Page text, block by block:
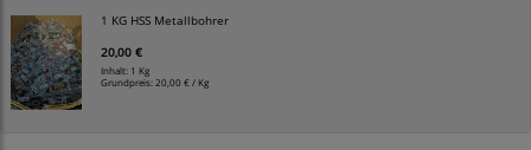
1 KG HSS Metallbohrer
20,00 €
Inhalt: 1 Kg
Grundpreis: 20,00 € / Kg